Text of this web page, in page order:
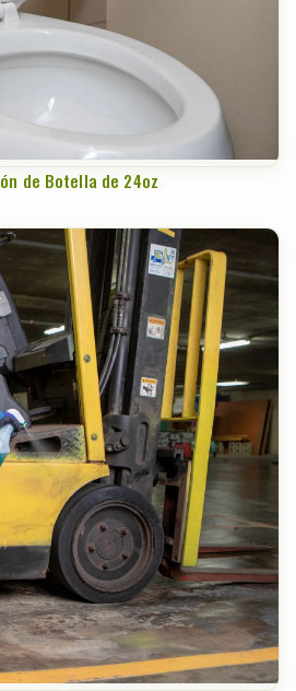
de Botella de 24oz